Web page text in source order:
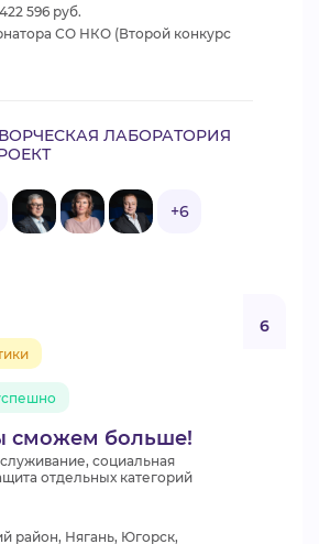
422 596 руб.
СО НКО (Второй конкурс
ЛАБОРАТОРИЯ
+6
сможем больше!
6
социальная
отдельных категорий
район, Нягань, Югорск,